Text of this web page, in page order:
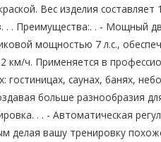
Вес изделия
. . Преимущества:. . - Мощный
мощностью 7 л.с.,
км/ч. Применяется в
гостиницах, саунах, банях,
больше разнообразия
. . - Автоматическая
делая вашу тренировку